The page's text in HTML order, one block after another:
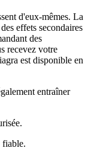
d'eux-mêmes. La
effets secondaires
des
recevez votre
est disponible en
entraîner
fiable.